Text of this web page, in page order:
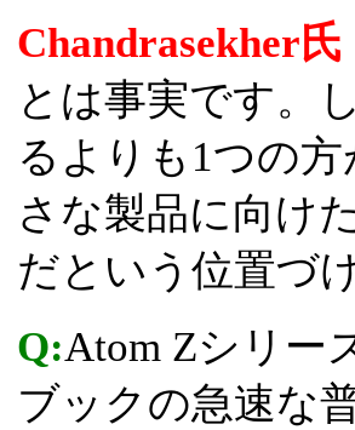
Chandrasekher氏
とは事実です。
るよりも1つの
さな製品に向け
だという位置づ
Q:Atom Zシリー
ブックの急速な